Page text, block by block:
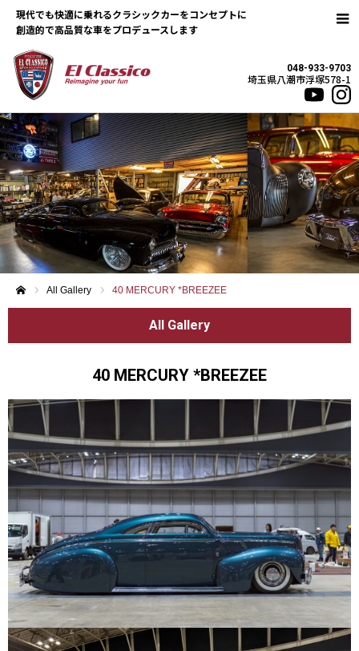
現代でも快適に乗れるクラシックカーをコンセプトに
048-933-9703
埼玉県八潮市浮塚578-1
All Gallery 40 MERCURY *BREEZEE
All Gallery
40 MERCURY *BREEZEE